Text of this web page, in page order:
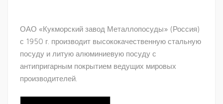
ОАО «Кукморский завод Металлопосуды» (Россия)
с 1950 г. производит высококачественную стальную
посуду и литую алюминиевую посуду с
антипригарным покрытием ведущих мировых
производителей.